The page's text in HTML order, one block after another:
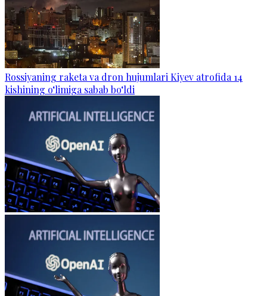
Rossiyaning raketa va dron hujumlari Kiyev atrofida 14
kishining o‘limiga sabab bo‘ldi